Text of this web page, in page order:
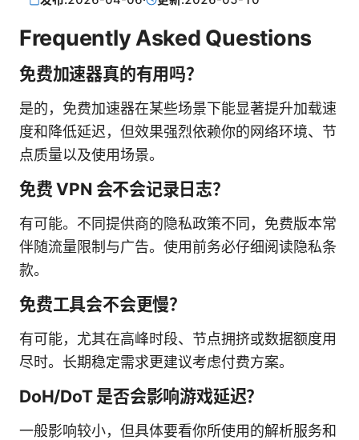
Frequently Asked Questions
免费加速器真的有用吗？
是的，免费加速器在某些场景下能显著提升加载速
度和降低延迟，但效果强烈依赖你的网络环境、节
点质量以及使用场景。
免费 VPN 会不会记录日志？
有可能。不同提供商的隐私政策不同，免费版本常
伴随流量限制与广告。使用前务必仔细阅读隐私条
款。
免费工具会不会更慢？
有可能，尤其在高峰时段、节点拥挤或数据额度用
尽时。长期稳定需求更建议考虑付费方案。
DoH/DoT 是否会影响游戏延迟？
一般影响较小，但具体要看你所使用的解析服务和